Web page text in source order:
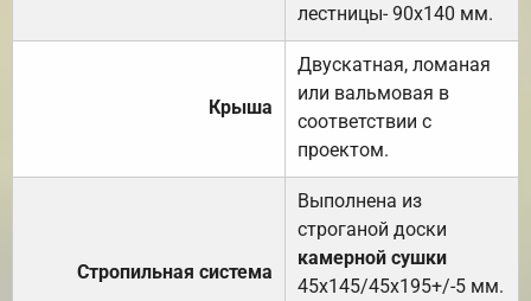
лестницы- 90х140 мм.
Крыша
Двускатная, ломаная
или вальмовая в
соответствии с
проектом.
Стропильная система
Выполнена из
строганой доски
камерной сушки
45х145/45х195+/-5 мм.